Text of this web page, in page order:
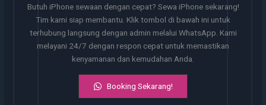
Butuh iPhone sewaan dengan cepat? Sewa iPhone sekarang!
Tim kami siap membantu. Klik tombol di bawah ini untuk
terhubung langsung dengan admin melalui WhatsApp. Kami
melayani 24/7 dengan respon cepat untuk memastikan
kenyamanan dan kemudahan Anda.
Booking Sekarang!